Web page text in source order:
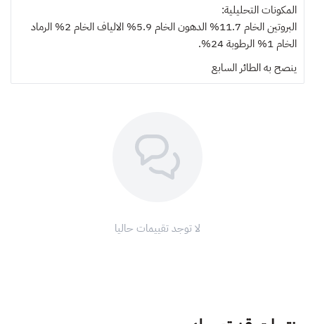
المكونات التحليلية:
البروتين الخام 11.7% الدهون الخام 5.9% الالياف الخام 2% الرماد
الخام 1% الرطوبة 24%.
ينصح بهالطائر السابع
لا توجد تقييمات حاليا